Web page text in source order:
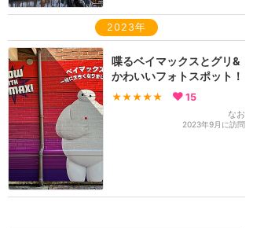
2023年
喋るベイマックスとグリ&
かわいいフォトスポット！
★★★★★ 15
なお
2023年9月に訪問